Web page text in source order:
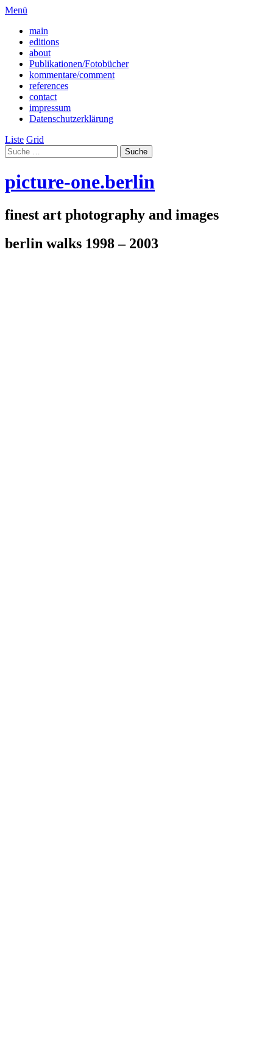
Menü
main
editions
about
Publikationen/Fotobücher
kommentare/comment
references
contact
impressum
Datenschutzerklärung
Liste Grid
picture-one.berlin
finest art photography and images
berlin walks 1998 – 2003